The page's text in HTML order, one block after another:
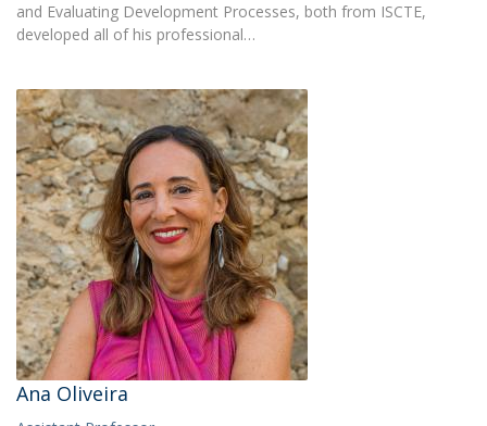
and Evaluating Development Processes, both from ISCTE,
developed all of his professional…
Ana Oliveira